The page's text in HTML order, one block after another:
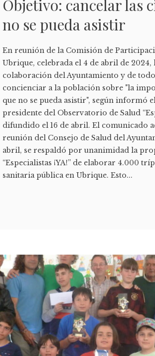
Objetivo: cancelar las
no se pueda asistir
En reunión de la Comisión de
Ubrique, celebrada el 4 de abril de
colaboración del Ayuntamiento y de
concienciar a la población sobre "la
que no se pueda asistir", según
presidente del Observatorio de Salud
difundido el 16 de abril. El comunicado
reunión del Consejo de Salud del
abril, se respaldó por unanimidad la
“Especialistas ¡YA!” de elaborar 4.000
sanitaria pública en Ubrique. Esto...